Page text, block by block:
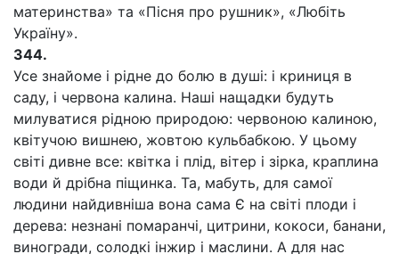
материнства» та «Пісня про рушник», «Любіть
Україну».
344.
Усе знайоме і рідне до болю в душі: і криниця в
саду, і червона калина. Наші нащадки будуть
милуватися рідною природою: червоною калиною,
квітучою вишнею, жовтою кульбабкою. У цьому
світі дивне все: квітка і плід, вітер і зірка, краплина
води й дрібна піщинка. Та, мабуть, для самої
людини найдивніша вона сама Є на світі плоди і
дерева: незнані помаранчі, цитрини, кокоси, банани,
виногради, солодкі інжир і маслини. А для нас